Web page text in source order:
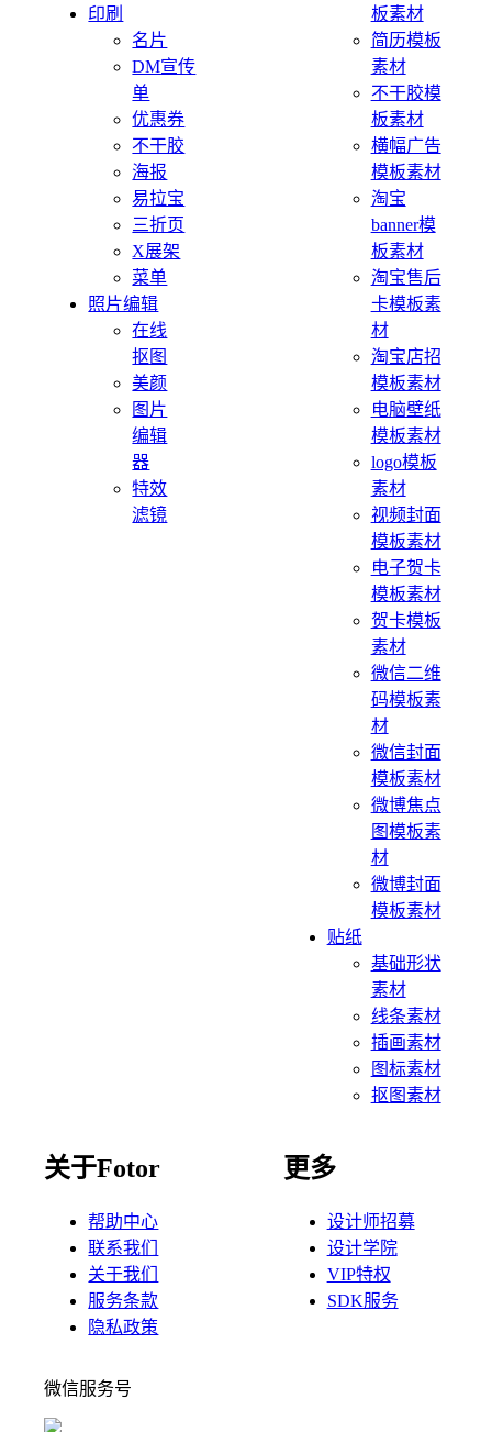
印刷
名片
DM宣传
单
优惠券
不干胶
海报
易拉宝
三折页
X展架
菜单
照片编辑
在线
抠图
美颜
图片
编辑
器
特效
滤镜
板素材
简历模板
素材
不干胶模
板素材
横幅广告
模板素材
淘宝
banner模
板素材
淘宝售后
卡模板素
材
淘宝店招
模板素材
电脑壁纸
模板素材
logo模板
素材
视频封面
模板素材
电子贺卡
模板素材
贺卡模板
素材
微信二维
码模板素
材
微信封面
模板素材
微博焦点
图模板素
材
微博封面
模板素材
贴纸
基础形状
素材
线条素材
插画素材
图标素材
抠图素材
关于Fotor
帮助中心
联系我们
关于我们
服务条款
隐私政策
更多
设计师招募
设计学院
VIP特权
SDK服务
微信服务号